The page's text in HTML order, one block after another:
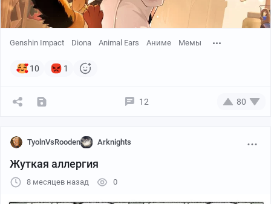
Genshin Impact Diona Animal Ears Аниме Мемы
10 1
12 80
TyolnVsRooden Arknights
Жуткая аллергия
8 месяцев назад 0